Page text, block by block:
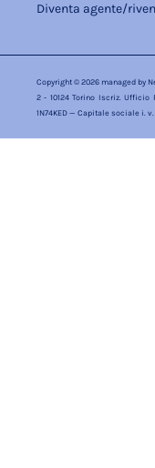
Diventa agente/
Copyright © 2026 managed by
2 - 10124 Torino Iscriz. Ufficio
1N74KED — Capitale sociale i.